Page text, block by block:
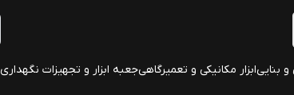
و بناییابزار مکانیکی و تعمیرگاهیجعبه ابزار و تجهیزات نگهداری